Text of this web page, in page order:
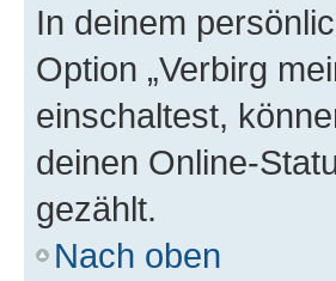
In deinem
Option „Verbirg
einschaltest,
deinen Online-
gezählt.
Nach oben